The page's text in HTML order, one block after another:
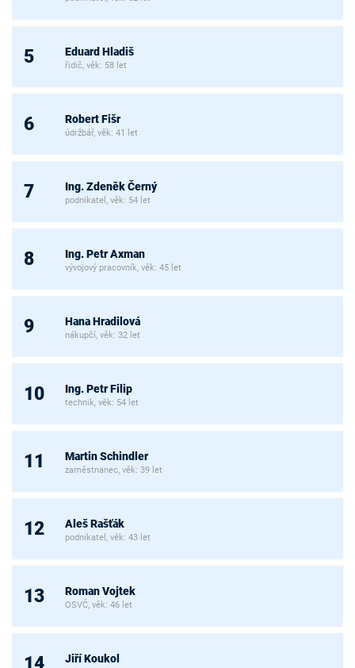
5 Eduard Hladiš
řidič, věk: 58 let
6 Robert Fišr
údržbář, věk: 41 let
7 Ing. Zdeněk Černý
podnikatel, věk: 54 let
8 Ing. Petr Axman
vývojový pracovník, věk: 45 let
9 Hana Hradilová
nákupčí, věk: 32 let
10 Ing. Petr Filip
technik, věk: 54 let
11 Martin Schindler
zaměstnanec, věk: 39 let
12 Aleš Rašťák
podnikatel, věk: 43 let
13 Roman Vojtek
OSVČ, věk: 46 let
14 Jiří Koukol